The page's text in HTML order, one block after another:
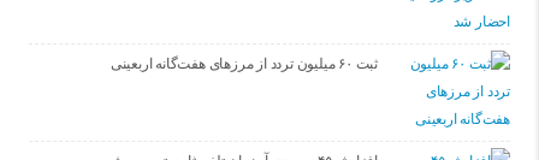
ثبت ۶۰ میلیون تردد از مرزهای هفت‌گانه اربعینی